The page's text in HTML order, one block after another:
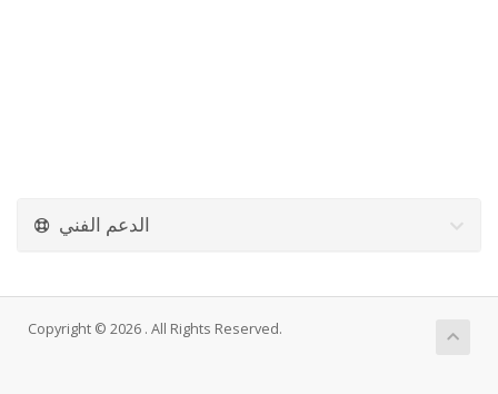
الدعم الفني
Copyright © 2026 . All Rights Reserved.